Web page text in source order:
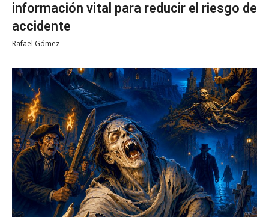
información vital para reducir el riesgo de
accidente
Rafael Gómez